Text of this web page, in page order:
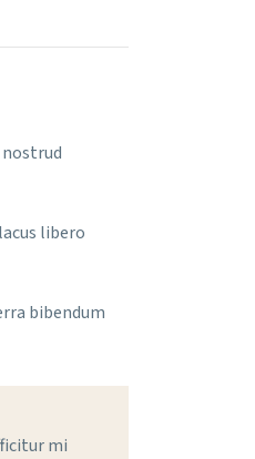
libero
bibendum
mi